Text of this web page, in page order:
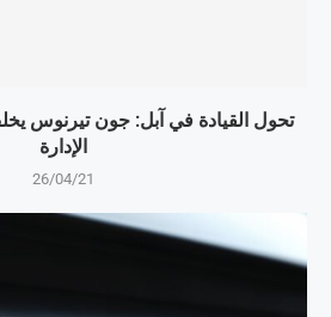
تحول القيادة في آبل: جون تيرنوس
الإدارة
26/04/21